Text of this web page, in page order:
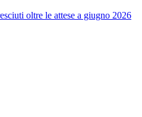
oltre le attese a giugno 2026